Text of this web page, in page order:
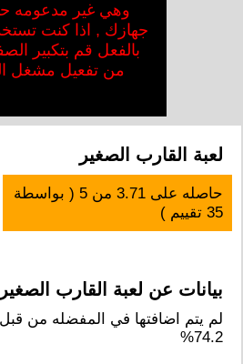
وهي غير مدعومه
جهازك , اذا كنت
بالفعل قم بتكبير
من تفعيل مشغل
لعبة القارب الصغير
حاصله على3.71 من5 ( بواسطة
35 تقييم )
بيانات عن لعبة القارب الصغير
لم يتم اضافتها في المفضله من
74.2%